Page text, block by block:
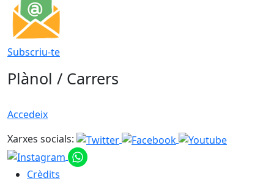
Subscriu-te
Plànol / Carrers
Accedeix
Xarxes socials:
Crèdits